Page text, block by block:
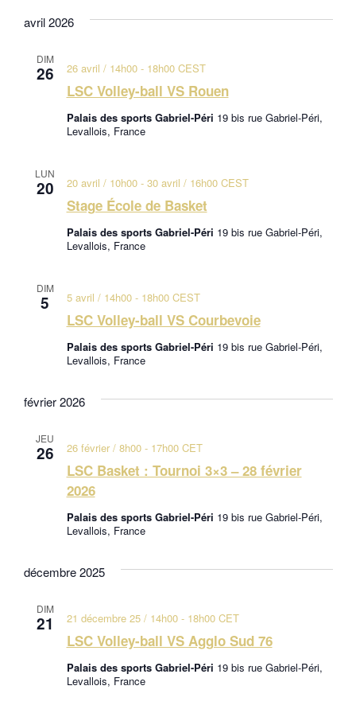
date.
avril 2026
DIM
26
LSC Volley-ball VS Rouen
26 avril / 14h00- 18h00 CEST
Palais des sports Gabriel-Péri 19 bis rue Gabriel-Péri,
Levallois, France
LUN
20
Stage École de Basket
20 avril / 10h00- 30 avril / 16h00 CEST
Palais des sports Gabriel-Péri 19 bis rue Gabriel-Péri,
Levallois, France
DIM
5
LSC Volley-ball VS Courbevoie
5 avril / 14h00- 18h00 CEST
Palais des sports Gabriel-Péri 19 bis rue Gabriel-Péri,
Levallois, France
février 2026
JEU
26
LSC Basket : Tournoi 3×3 – 28 février
2026
26 février / 8h00- 17h00 CET
Palais des sports Gabriel-Péri 19 bis rue Gabriel-Péri,
Levallois, France
décembre 2025
DIM
21
LSC Volley-ball VS Agglo Sud 76
21 décembre 25 / 14h00- 18h00 CET
Palais des sports Gabriel-Péri 19 bis rue Gabriel-Péri,
Levallois, France